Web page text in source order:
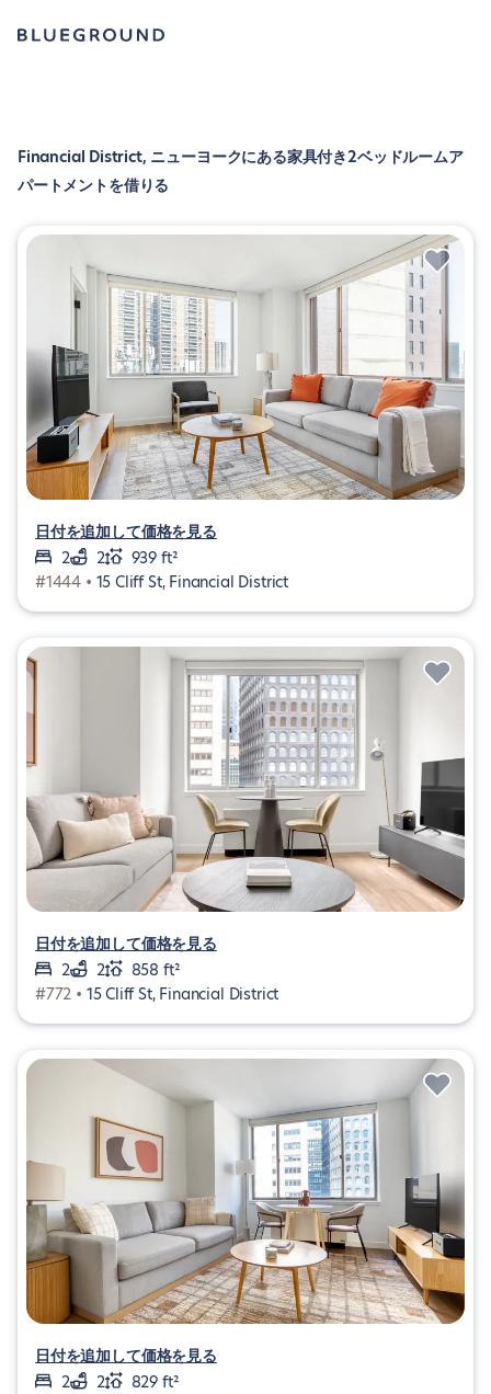
Financial District, ニューヨークにある家具付き2ベッドルームア
パートメントを借りる
日付を追加して価格を見る
2
2
939 ft²
#1444 • 15 Cliff St, Financial District
日付を追加して価格を見る
2
2
858 ft²
#772 • 15 Cliff St, Financial District
日付を追加して価格を見る
2
2
829 ft²